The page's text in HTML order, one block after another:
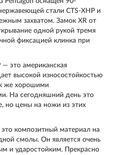
стали CTS-XHP и
захватом. Замок XR от
одной рукой тремя
фиксацией клинка при
это американская
высокой износостойкостью
же хорошими
На сегодняшний день это
но цены на ножи из этих
композитный материал на
смолы. Он является очень
и ударостойким. Прекрасно